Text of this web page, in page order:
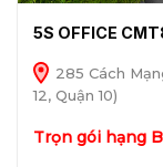
5S OFFICE
285 Cách
12, Quận 10)
Trọn gói hạng B